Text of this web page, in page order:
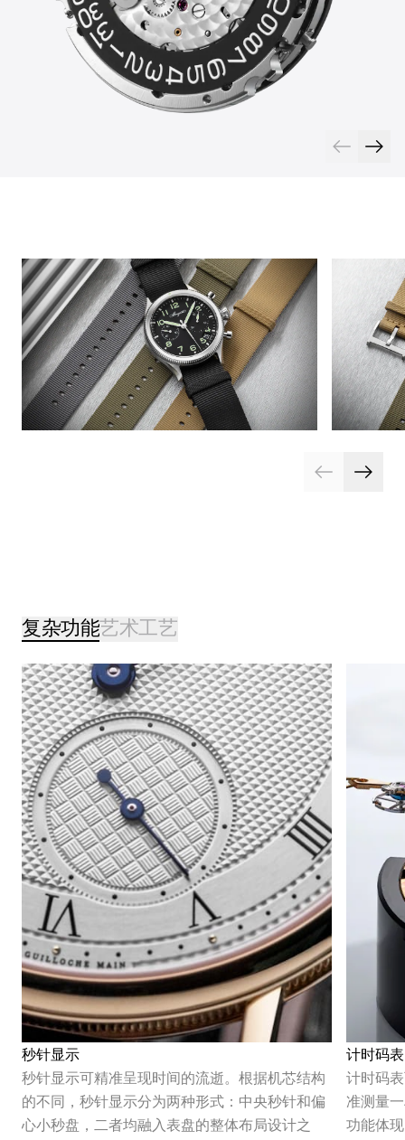
复杂功能艺术工艺
秒针显示
秒针显示可精准呈现时间的流逝。根据机芯结构
的不同，秒针显示分为两种形式：中央秒针和偏
心小秒盘，二者均融入表盘的整体布局设计之
计时码表
计时码
准测量
功能体